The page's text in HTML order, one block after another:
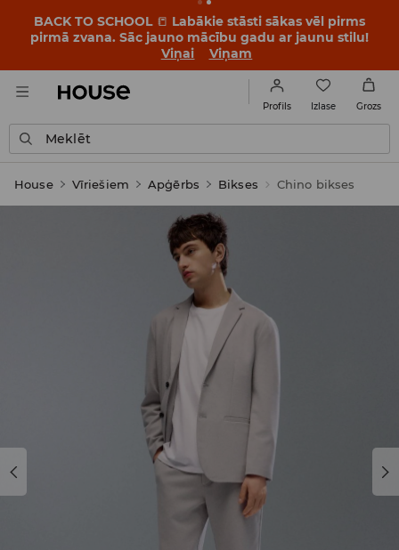
BACK TO SCHOOL 📒 Labākie stāsti sākas vēl pirms
pirmā zvana. Sāc jauno mācību gadu ar jaunu stilu!
Viņai
Viņam
Profils Izlase Grozs
Meklēt
House Vīriešiem Apģērbs Bikses Chino bikses